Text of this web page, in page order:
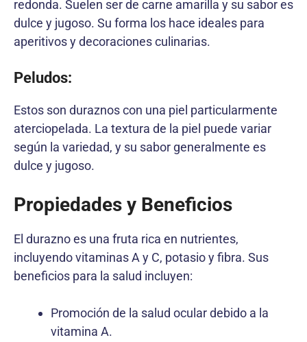
redonda. Suelen ser de carne amarilla y su sabor es
dulce y jugoso. Su forma los hace ideales para
aperitivos y decoraciones culinarias.
Peludos:
Estos son duraznos con una piel particularmente
aterciopelada. La textura de la piel puede variar
según la variedad, y su sabor generalmente es
dulce y jugoso.
Propiedades y Beneficios
El durazno es una fruta rica en nutrientes,
incluyendo vitaminas A y C, potasio y fibra. Sus
beneficios para la salud incluyen:
Promoción de la salud ocular debido a la
vitamina A.